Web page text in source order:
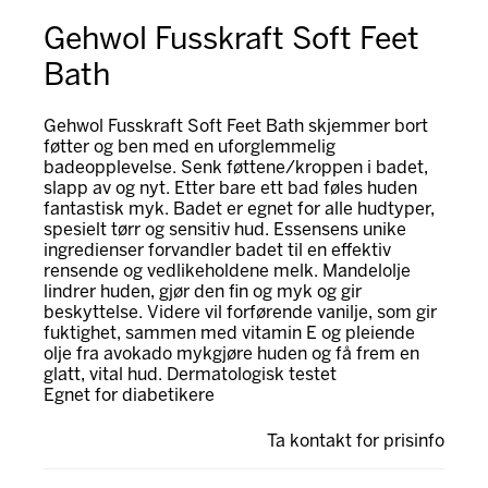
Gehwol Fusskraft Soft Feet
Bath
Gehwol Fusskraft Soft Feet Bath skjemmer bort
føtter og ben med en uforglemmelig
badeopplevelse. Senk føttene/kroppen i badet,
slapp av og nyt. Etter bare ett bad føles huden
fantastisk myk. Badet er egnet for alle hudtyper,
spesielt tørr og sensitiv hud. Essensens unike
ingredienser forvandler badet til en effektiv
rensende og vedlikeholdene melk. Mandelolje
lindrer huden, gjør den fin og myk og gir
beskyttelse. Videre vil forførende vanilje, som gir
fuktighet, sammen med vitamin E og pleiende
olje fra avokado mykgjøre huden og få frem en
glatt, vital hud. Dermatologisk testet
Egnet for diabetikere
Ta kontakt for prisinfo